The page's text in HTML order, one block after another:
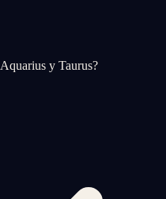
y Taurus?